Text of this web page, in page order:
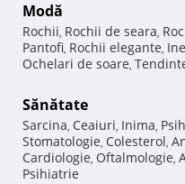
Modă
Rochii, Rochii de seara,
Pantofi, Rochii elegante,
Ochelari de soare,
Sănătate
Sarcina, Ceaiuri, Inima,
Stomatologie, Colesterol,
Cardiologie, Oftalmologie,
Psihiatrie